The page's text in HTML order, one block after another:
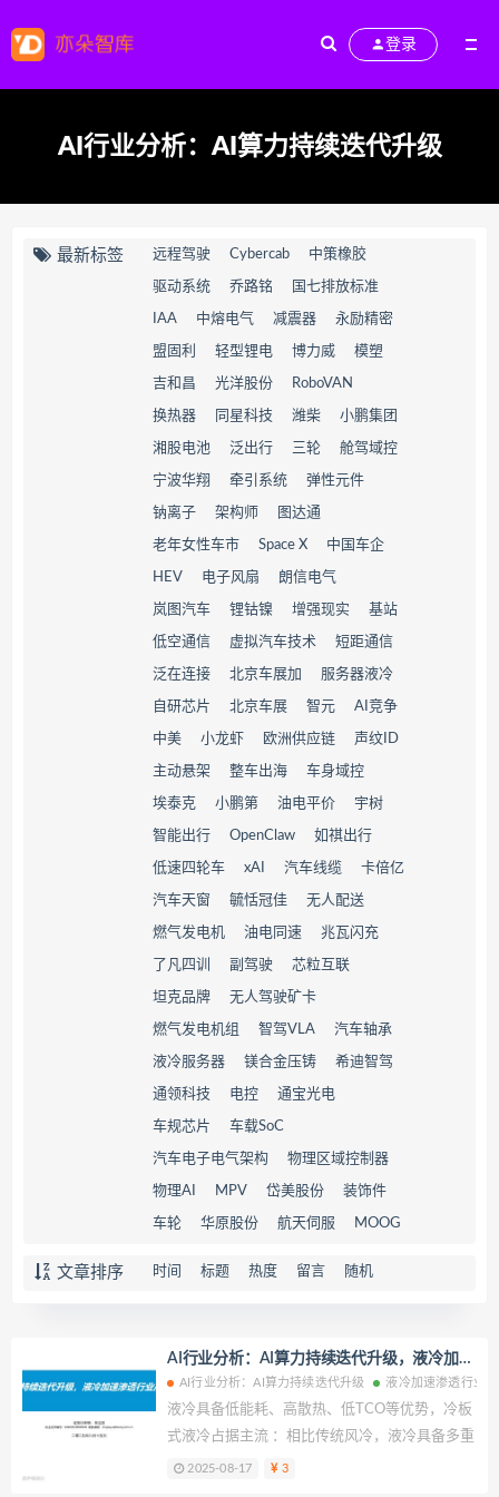
登录
AI行业分析：AI算力持续迭代升级
最新标签 远程驾驶 Cybercab 中策橡胶
驱动系统 乔路铭 国七排放标准
IAA 中熔电气 减震器 永励精密
盟固利 轻型锂电 博力威 模塑
吉和昌 光洋股份 RoboVAN
换热器 同星科技 潍柴 小鹏集团
湘股电池 泛出行 三轮 舱驾域控
宁波华翔 牵引系统 弹性元件
钠离子 架构师 图达通
老年女性车市 Space X 中国车企
HEV 电子风扇 朗信电气
岚图汽车 锂钴镍 增强现实 基站
低空通信 虚拟汽车技术 短距通信
泛在连接 北京车展加 服务器液冷
自研芯片 北京车展 智元 AI竞争
中美 小龙虾 欧洲供应链 声纹ID
主动悬架 整车出海 车身域控
埃泰克 小鹏第 油电平价 宇树
智能出行 OpenClaw 如祺出行
低速四轮车 xAI 汽车线缆 卡倍亿
汽车天窗 毓恬冠佳 无人配送
燃气发电机 油电同速 兆瓦闪充
了凡四训 副驾驶 芯粒互联
坦克品牌 无人驾驶矿卡
燃气发电机组 智驾VLA 汽车轴承
液冷服务器 镁合金压铸 希迪智驾
通领科技 电控 通宝光电
车规芯片 车载SoC
汽车电子电气架构 物理区域控制器
物理AI MPV 岱美股份 装饰件
车轮 华原股份 航天伺服 MOOG
文章排序 时间 标题 热度 留言 随机
AI行业分析：AI算力持续迭代升级，液冷加速
渗透行业高景气
AI行业分析：AI算力持续迭代升级 液冷加速渗透行业
液冷具备低能耗、高散热、低TCO等优势，冷板
式液冷占据主流 ：相比传统风冷，液冷具备多重
优势：1）低能耗：液冷散热技术传热路径短、
2025-08-17 3